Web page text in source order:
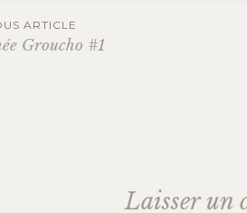
ARTICLE
Groucho #1
Laisser un